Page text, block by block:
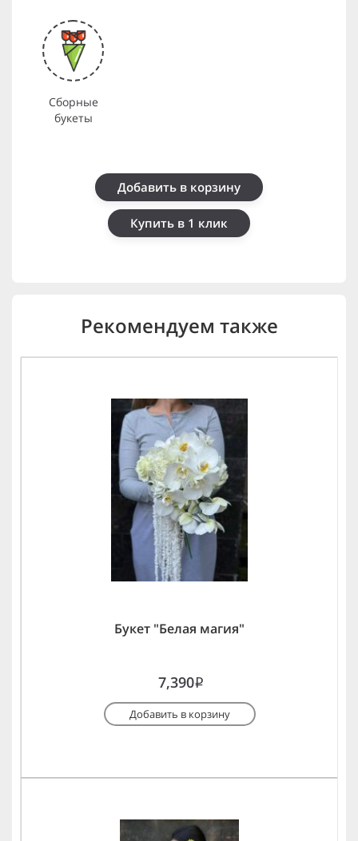
Сборные
букеты
Добавить в корзину
Купить в 1 клик
Рекомендуем также
Букет "Белая магия"
7,390i
Добавить в корзину